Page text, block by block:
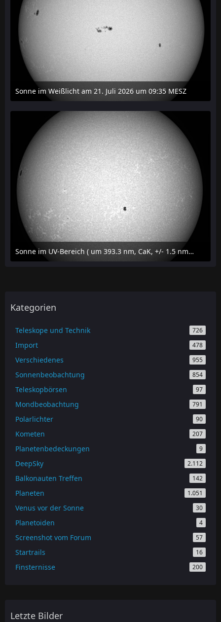
Sonne im Weißlicht am 21. Juli 2026 um 09:35 MESZ
21. Juli 2026 um 22:14
Sonne im UV-Bereich ( um 393.3 nm, CaK, +/- 1.5 nm) am 19.juli 2026 um 16:54 MESZ
20. Juli 2026 um 20:00
Kategorien
Teleskope und Technik 726
Import 478
Verschiedenes 955
Sonnenbeobachtung 854
Teleskopbörsen 97
Mondbeobachtung 791
Polarlichter 90
Kometen 207
Planetenbedeckungen 9
DeepSky 2.112
Balkonauten Treffen 142
Planeten 1.051
Venus vor der Sonne 30
Planetoiden 4
Screenshot vom Forum 57
Startrails 16
Finsternisse 200
Letzte Bilder